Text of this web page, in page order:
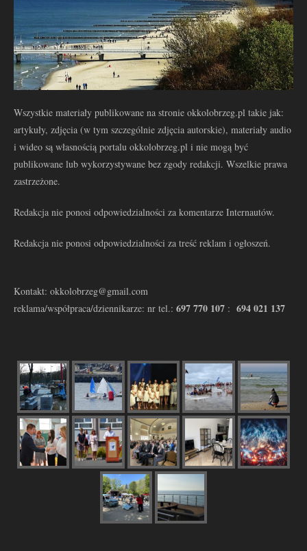
Wszystkie materiały publikowane na stronie okkolobrzeg.pl takie jak:
artykuły, zdjęcia (w tym szczególnie zdjęcia autorskie), materiały audio
i wideo są własnością portalu okkolobrzeg.pl i nie mogą być
publikowane lub wykorzystywane bez zgody redakcji. Wszelkie prawa
zastrzeżone.
Redakcja nie ponosi odpowiedzialności za komentarze Internautów.
Redakcja nie ponosi odpowiedzialności za treść reklam i ogłoszeń.
Kontakt: okkolobrzeg@gmail.com
reklama/współpraca/dziennikarze: nr tel.: 697 770 107 : 694 021 137